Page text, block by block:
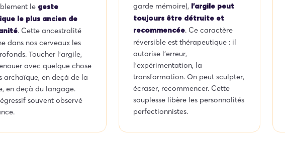
le geste
le plus ancien de
. Cette ancestralité
dans nos cerveaux les
Toucher l’argile,
avec quelque chose
archaïque, en deçà de la
en deçà du langage.
souvent observé
garde mémoire),
l’argile peut
toujours être détruite et
recommencée. Ce caractère
réversible est thérapeutique : il
autorise l’erreur,
l’expérimentation, la
transformation. On peut sculpter,
écraser, recommencer. Cette
souplesse libère les personnalités
perfectionnistes.